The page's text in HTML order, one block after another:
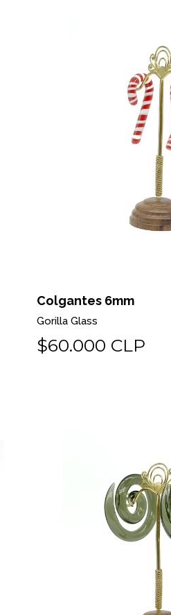
Colgantes 6mm
Gorilla Glass
$60.000 CLP